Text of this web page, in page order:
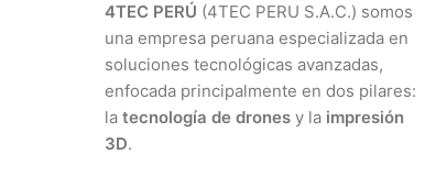
4TEC PERÚ (4TEC PERU S.A.C.) somos
una empresa peruana especializada en
soluciones tecnológicas avanzadas,
enfocada principalmente en dos pilares:
la tecnología de drones y la impresión
3D.